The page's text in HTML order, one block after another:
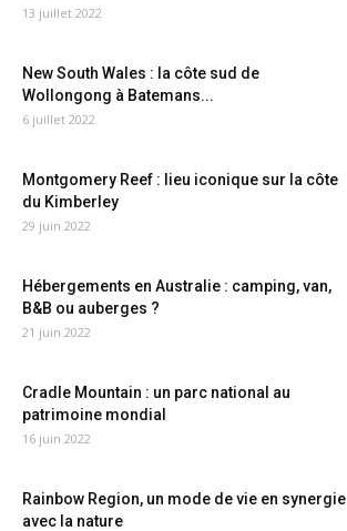
13 juillet 2022
New South Wales : la côte sud de
Wollongong à Batemans...
6 juillet 2022
Montgomery Reef : lieu iconique sur la côte
du Kimberley
29 juin 2022
Hébergements en Australie : camping, van,
B&B ou auberges ?
21 juin 2022
Cradle Mountain : un parc national au
patrimoine mondial
16 juin 2022
Rainbow Region, un mode de vie en synergie
avec la nature